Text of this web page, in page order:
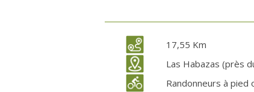
17,55 Km
Las Habazas (près
Randonneurs à pied